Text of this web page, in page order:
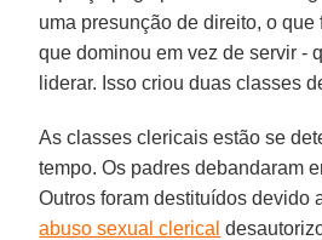
uma presunção de direito, o que
que dominou em vez de servir -
liderar. Isso criou duas classes
As classes clericais estão se
tempo. Os padres debandaram
Outros foram destituídos devido
abuso sexual clerical